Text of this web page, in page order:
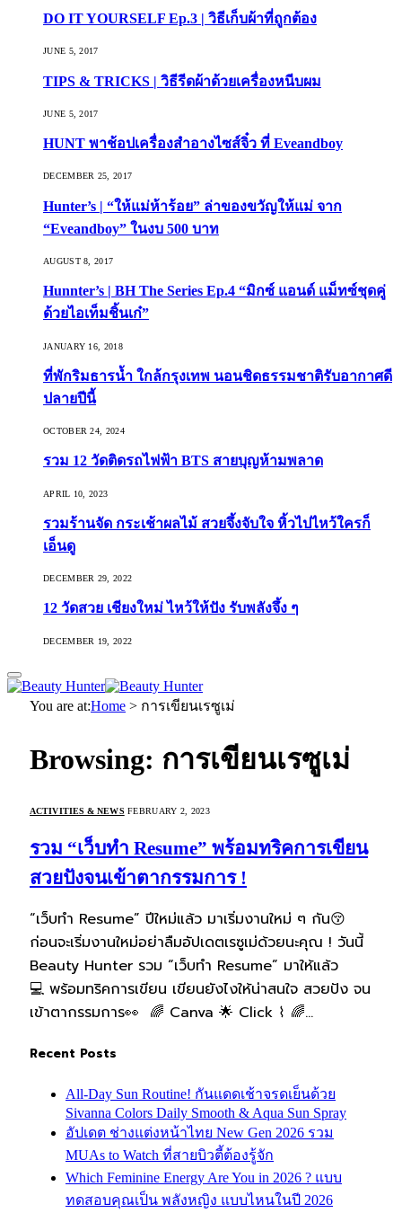
DO IT YOURSELF Ep.3 | วิธีเก็บผ้าที่ถูกต้อง
JUNE 5, 2017
TIPS & TRICKS | วิธีรีดผ้าด้วยเครื่องหนีบผม
JUNE 5, 2017
HUNT พาช้อปเครื่องสำอางไซส์จิ๋ว ที่ Eveandboy
DECEMBER 25, 2017
Hunter’s | “ให้แม่ห้าร้อย” ล่าของขวัญให้แม่ จาก
“Eveandboy” ในงบ 500 บาท
AUGUST 8, 2017
Hunnter’s | BH The Series Ep.4 “มิกซ์ แอนด์ แม็ทซ์ชุดคู่
ด้วยไอเท็มชิ้นเก๋”
JANUARY 16, 2018
ที่พักริมธารน้ำ ใกล้กรุงเทพ นอนชิดธรรมชาติรับอากาศดี
ปลายปีนี้
OCTOBER 24, 2024
รวม 12 วัดติดรถไฟฟ้า BTS สายบุญห้ามพลาด
APRIL 10, 2023
รวมร้านจัด กระเช้าผลไม้ สวยจึ้งจับใจ หิ้วไปไหว้ใครก็
เอ็นดู
DECEMBER 29, 2022
12 วัดสวย เชียงใหม่ ไหว้ให้ปัง รับพลังจึ้ง ๆ
DECEMBER 19, 2022
You are at:Home > การเขียนเรซูเม่
Browsing: การเขียนเรซูเม่
ACTIVITIES & NEWS FEBRUARY 2, 2023
รวม “เว็บทำ Resume” พร้อมทริคการเขียน
สวยปังจนเข้าตากรรมการ !
“เว็บทำ Resume” ปีใหม่แล้ว มาเริ่มงานใหม่ ๆ กัน😚
ก่อนจะเริ่มงานใหม่อย่าลืมอัปเดตเรซูเม่ด้วยนะคุณ ! วันนี้
Beauty Hunter รวม “เว็บทำ Resume” มาให้แล้ว
💻 พร้อมทริคการเขียน เขียนยังไงให้น่าสนใจ สวยปัง จน
เข้าตากรรมการ👀 🌈 Canva 🌟 Click ⌇ 🌈…
Recent Posts
All-Day Sun Routine! กันแดดเช้าจรดเย็นด้วย
Sivanna Colors Daily Smooth & Aqua Sun Spray
อัปเดต ช่างแต่งหน้าไทย New Gen 2026 รวม
MUAs to Watch ที่สายบิวตี้ต้องรู้จัก
Which Feminine Energy Are You in 2026 ? แบบ
ทดสอบคุณเป็น พลังหญิง แบบไหนในปี 2026